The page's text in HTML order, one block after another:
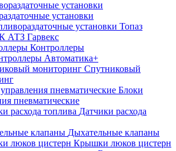
установки
установки Топаз
АТЗ Гарвекс
Контроллеры
Автоматика+
Спутниковый
Блоки
пневматические
Датчики расхода
Дыхательные клапаны
Крышки люков цистерн